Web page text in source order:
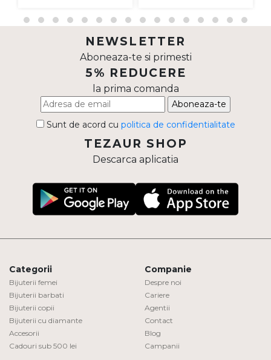
NEWSLETTER
Aboneaza-te si primesti
5% REDUCERE
la prima comanda
Aboneaza-te
Sunt de acord cu politica de confidentialitate
TEZAUR SHOP
Descarca aplicatia
Categorii
Bijuterii femei
Bijuterii barbati
Bijuterii copii
Bijuterii cu diamante
Accesorii
Cadouri sub 500 lei
Companie
Despre noi
Cariere
Agentii
Contact
Blog
Campanii